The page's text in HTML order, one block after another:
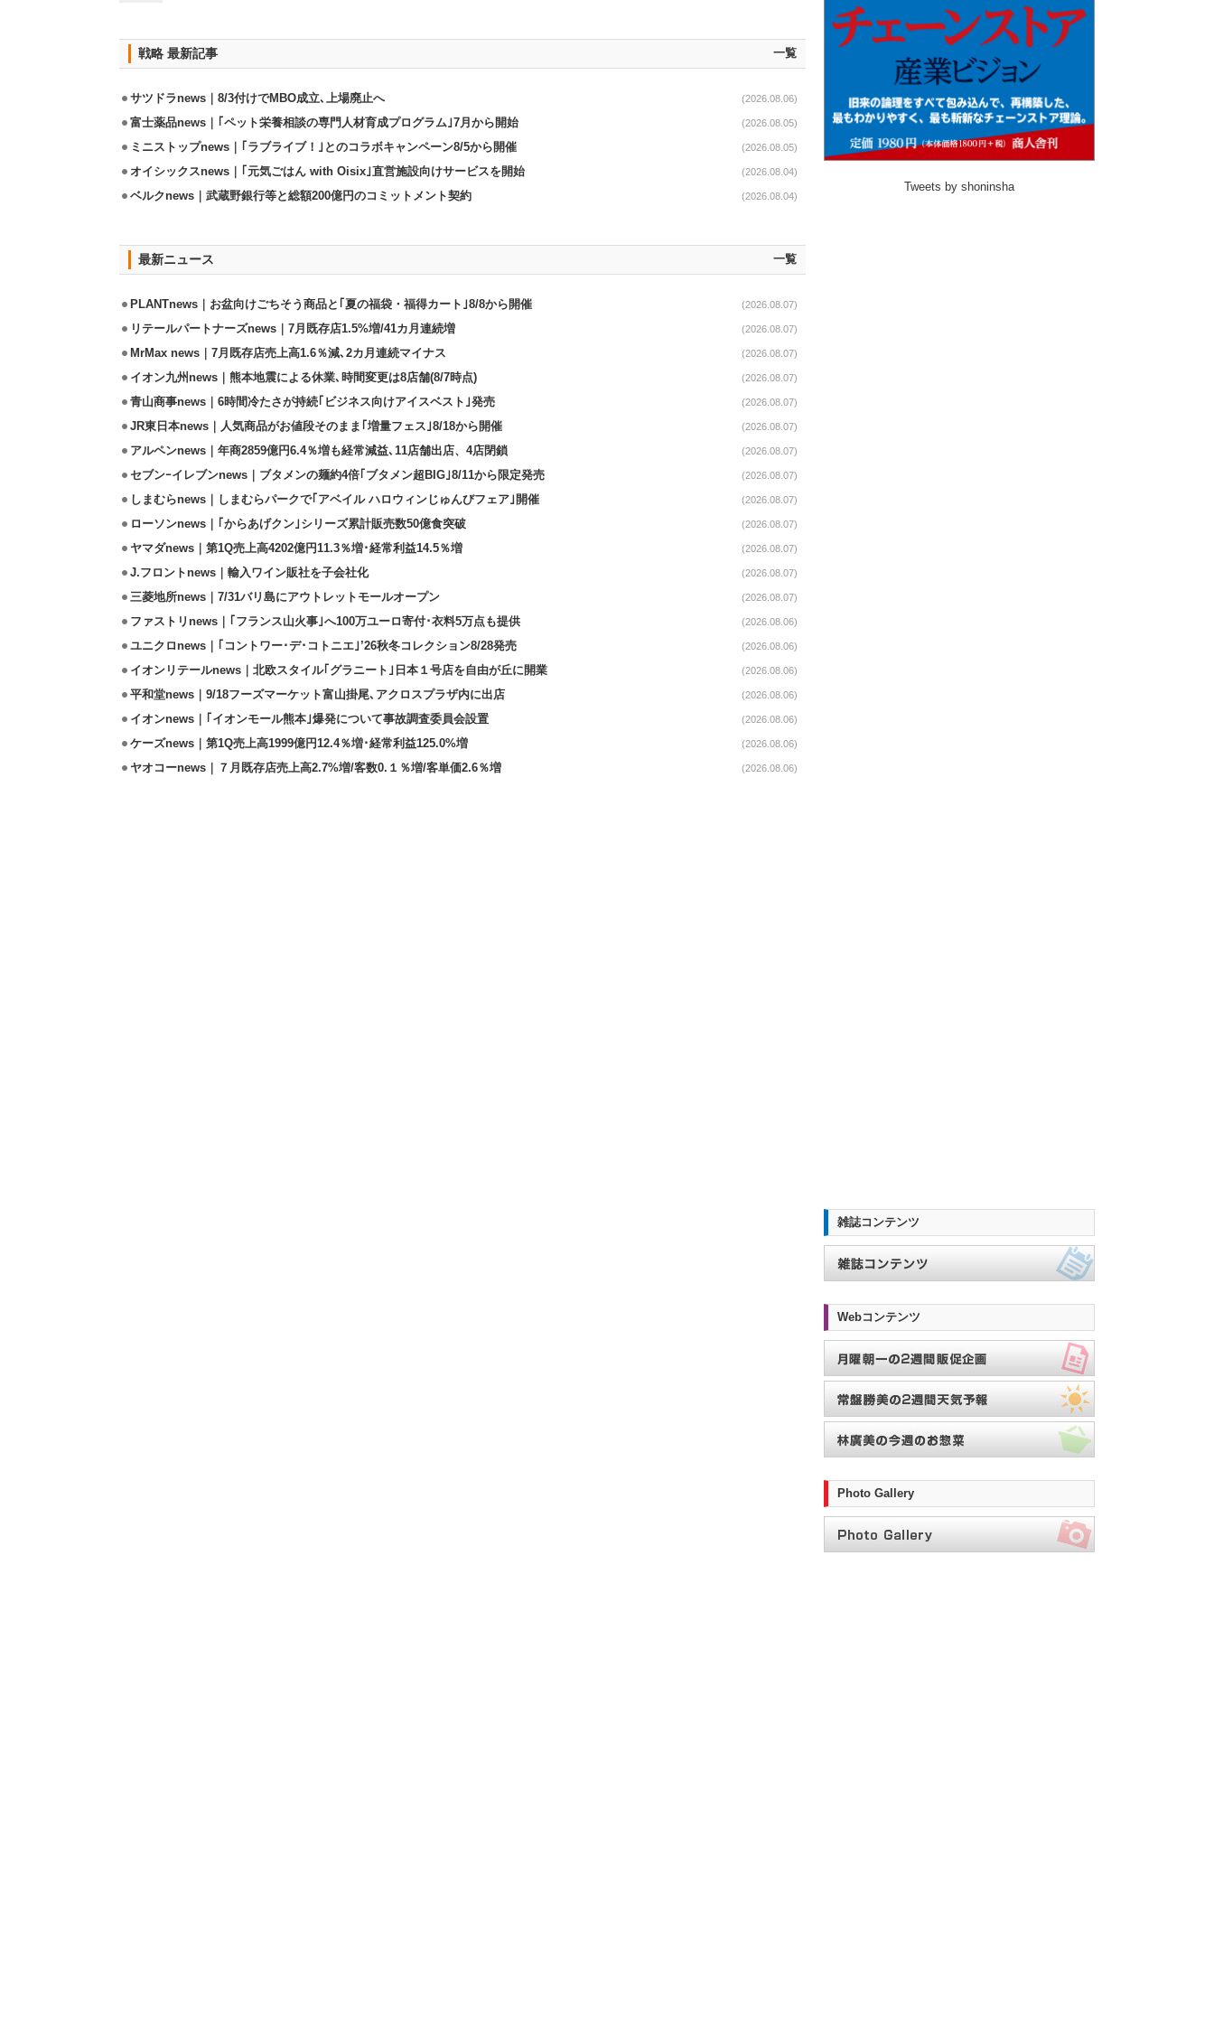
戦略 最新記事 一覧
サツドラnews｜8/3付けでMBO成立､上場廃止へ (2026.08.06)
富士薬品news｜｢ペット栄養相談の専門人材育成プログラム｣7月から開始 (2026.08.05)
ミニストップnews｜｢ラブライブ！｣とのコラボキャンペーン8/5から開催 (2026.08.05)
オイシックスnews｜｢元気ごはん with Oisix｣直営施設向けサービスを開始 (2026.08.04)
ベルクnews｜武蔵野銀行等と総額200億円のコミットメント契約 (2026.08.04)
最新ニュース 一覧
PLANTnews｜お盆向けごちそう商品と｢夏の福袋・福得カート｣8/8から開催 (2026.08.07)
リテールパートナーズnews｜7月既存店1.5%増/41カ月連続増 (2026.08.07)
MrMax news｜7月既存店売上高1.6％減､2カ月連続マイナス (2026.08.07)
イオン九州news｜熊本地震による休業､時間変更は8店舗(8/7時点) (2026.08.07)
青山商事news｜6時間冷たさが持続｢ビジネス向けアイスベスト｣発売 (2026.08.07)
JR東日本news｜人気商品がお値段そのまま｢増量フェス｣8/18から開催 (2026.08.07)
アルペンnews｜年商2859億円6.4％増も経常減益､11店舗出店、4店閉鎖 (2026.08.07)
セブンｰイレブンnews｜ブタメンの麺約4倍｢ブタメン超BIG｣8/11から限定発売 (2026.08.07)
しまむらnews｜しまむらパークで｢アベイル ハロウィンじゅんびフェア｣開催 (2026.08.07)
ローソンnews｜｢からあげクン｣シリーズ累計販売数50億食突破 (2026.08.07)
ヤマダnews｜第1Q売上高4202億円11.3％増･経常利益14.5％増 (2026.08.07)
J.フロントnews｜輸入ワイン販社を子会社化 (2026.08.07)
三菱地所news｜7/31バリ島にアウトレットモールオープン (2026.08.07)
ファストリnews｜｢フランス山火事｣へ100万ユーロ寄付･衣料5万点も提供 (2026.08.06)
ユニクロnews｜｢コントワー･デ･コトニエ｣’26秋冬コレクション8/28発売 (2026.08.06)
イオンリテールnews｜北欧スタイル｢グラニート｣日本１号店を自由が丘に開業 (2026.08.06)
平和堂news｜9/18フーズマーケット富山掛尾､アクロスプラザ内に出店 (2026.08.06)
イオンnews｜｢イオンモール熊本｣爆発について事故調査委員会設置 (2026.08.06)
ケーズnews｜第1Q売上高1999億円12.4％増･経常利益125.0%増 (2026.08.06)
ヤオコーnews｜７月既存店売上高2.7%増/客数0.１％増/客単価2.6％増 (2026.08.06)
Tweets by shoninsha
雑誌コンテンツ
Webコンテンツ
Photo Gallery